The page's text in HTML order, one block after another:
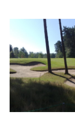
durchsetzt mit
Wasserspiele
gelegenen
Golfplatz
einzigartigen
Drei Neun-
Löchern
Dieser Text wurde